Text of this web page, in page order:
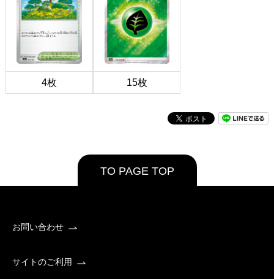
4枚 15枚
TO PAGE TOP
お問い合わせ
サイトのご利用